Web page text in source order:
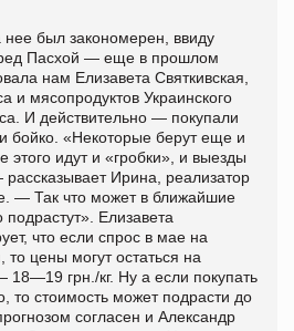
нее был закономерен, ввиду
Пасхой — еще в прошлом
нам Елизавета Святкивская,
и мясопродуктов Украинского
И действительно — покупали
бойко. «Некоторые берут еще и
этого идут и «гробки», и выезды
Ирина, реализатор
— Так что может в ближайшие
Елизавета
что если спрос в мае на
то цены могут остаться на
грн./кг. Ну а если покупать
то стоимость может подрасти до
согласен и Александр